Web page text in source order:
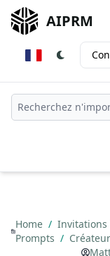
AIPRM
Home / Invitations
Prompts /